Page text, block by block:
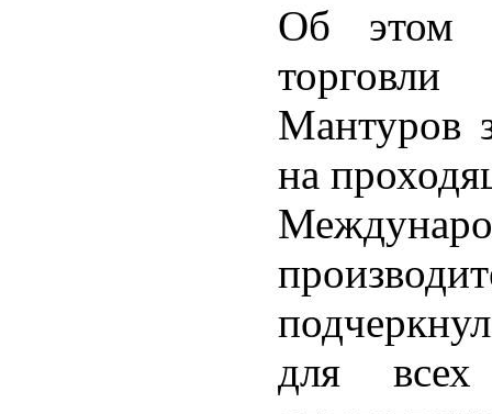
Об этом
Мантуров
на
для